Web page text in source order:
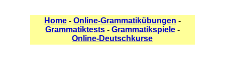
Home- Online-Grammatikübungen -
Grammatiktests- Grammatikspiele-
Online-Deutschkurse